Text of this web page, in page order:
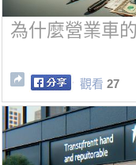
為什麼營業車
觀看 27